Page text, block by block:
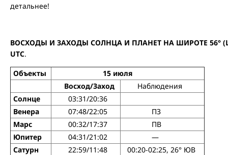
детальнее!
ВОСХОДЫ И ЗАХОДЫ СОЛНЦА И ПЛАНЕТ НА ШИРОТЕ 56°
UTC.
Объекты
15 июля
Восход/Заход
Наблюдения
Солнце
03:31/20:36
Венера
07:48/22:05
ПЗ
Марс
00:32/17:37
ПВ
Юпитер
04:31/21:02
—
Сатурн
22:59/11:48
00:20-02:25, 26° ЮВ